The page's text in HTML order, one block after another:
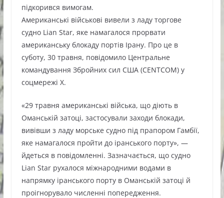
підкорився вимогам.
Американські військові вивели з ладу торгове
судно Lian Star, яке намагалося прорвати
американську блокаду портів Ірану. Про це в
суботу, 30 травня, повідомило Центральне
командування Збройних сил США (CENTCOM) у
соцмережі X.
«29 травня американські війська, що діють в
Оманській затоці, застосували заходи блокади,
вивівши з ладу морське судно під прапором Гамбії,
яке намагалося пройти до іранського порту», —
йдеться в повідомленні. Зазначається, що судно
Lian Star рухалося міжнародними водами в
напрямку іранського порту в Оманській затоці й
проігнорувало численні попередження.